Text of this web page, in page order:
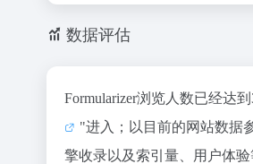
数据评估
Formularizer浏览人数已经达
"进入；以目前的网站数据
擎收录以及索引量、用户体